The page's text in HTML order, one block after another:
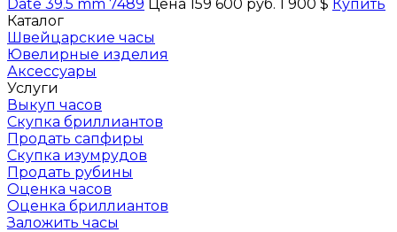
Date 39.5 mm 7489 Цена 159 600 руб. 1 900 $ Купить
Каталог
Швейцарские часы
Ювелирные изделия
Аксессуары
Услуги
Выкуп часов
Скупка бриллиантов
Продать сапфиры
Скупка изумрудов
Продать рубины
Оценка часов
Оценка бриллиантов
Заложить часы